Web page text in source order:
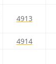
4913
4914